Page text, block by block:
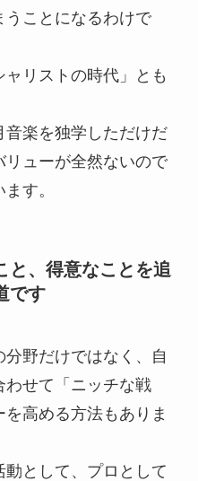
うことになるわけで
リストの時代」とも
楽を独学しただけだ
リューが全然ないので
す。
と、得意なことを追
です
野だけではなく、自
せて「ニッチな戦
高める方法もありま
として、プロとして